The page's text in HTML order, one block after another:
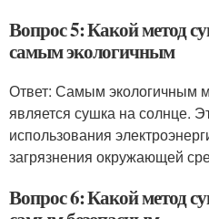
Вопрос 5: Какой метод
самым экологичным
Ответ: Самым экологичным
является сушка на солнце.
использования
загрязнения окружающей
Вопрос 6: Какой метод